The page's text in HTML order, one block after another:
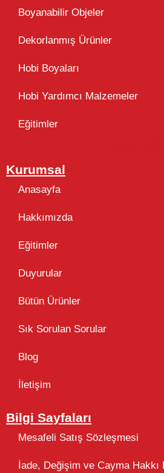
Boyanabilir Objeler
Dekorlanmış Ürünler
Hobi Boyaları
Hobi Yardımcı Malzemeler
Eğitimler
Kurumsal
Anasayfa
Hakkımızda
Eğitimler
Duyurular
Bütün Ürünler
Sık Sorulan Sorular
Blog
İletişim
Bilgi Sayfaları
Mesafeli Satış Sözleşmesi
İade, Değişim ve Cayma Hakkı